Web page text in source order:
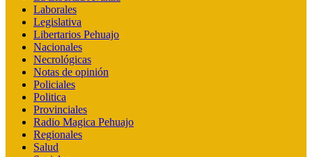
Laborales
Legislativa
Libertarios Pehuajo
Nacionales
Necrológicas
Notas de opinión
Policiales
Politica
Provinciales
Radio Magica Pehuajo
Regionales
Salud